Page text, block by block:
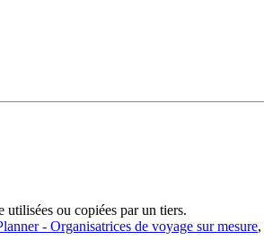
utilisées ou copiées par un tiers.
- Organisatrices de voyage sur mesure,